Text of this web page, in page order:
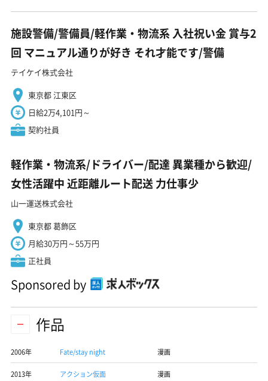
施設警備/警備員/軽作業・物流系 入社祝い金 賞与2
回 マニュアル通りが好き それ才能です/警備
テイケイ株式会社
東京都 江東区
日給2万4,101円～
契約社員
軽作業・物流系/ドライバー/配達 異業種から歓迎/
女性活躍中 近距離ルート配送 力仕事少
山一運送株式会社
東京都 葛飾区
月給30万円～55万円
正社員
Sponsored by
作品
2006年 Fate/stay night 漫画
2013年 アクション仮面 漫画